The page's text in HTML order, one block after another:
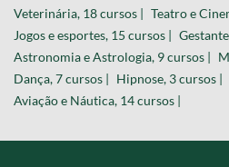
Veterinária, 18 cursos | Teatro e
Jogos e esportes, 15 cursos |
Astronomia e Astrologia, 9 cursos |
Dança, 7 cursos | Hipnose, 3 cursos |
Aviação e Náutica, 14 cursos |